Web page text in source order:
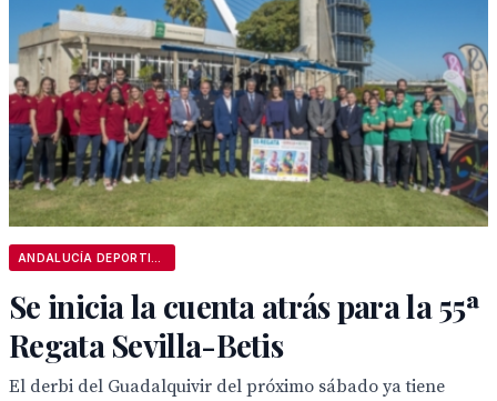
Se inicia la cuenta atrás para la 55ª
Regata Sevilla-Betis
El derbi del Guadalquivir del próximo sábado ya tiene